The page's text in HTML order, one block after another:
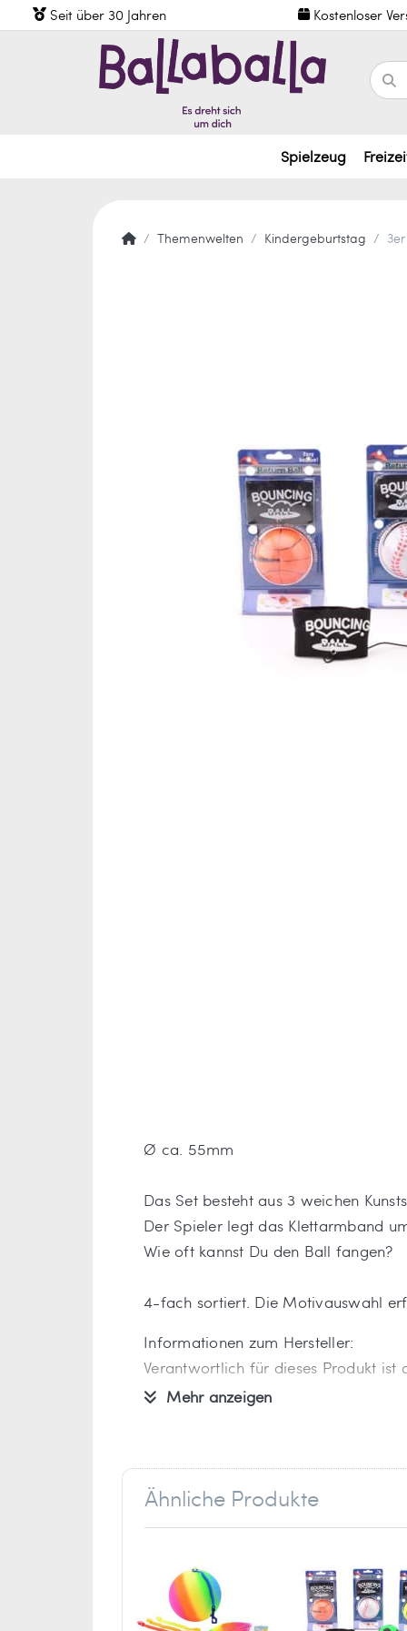
Seit über 30 Jahren Kostenloser
Spielzeug
Themenwelten Kindergeburtstag
Ø ca. 55mm
Das Set besteht aus 3 weichen
Der Spieler legt das Klettarmband
Wie oft kannst Du den Ball fangen?
4-fach sortiert. Die Motivauswahl
Informationen zum Hersteller:
Verantwortlich für dieses Produkt ist
Postbus 451
2740 AL Waddinxveen
info[at]johntoy.nl
Mehr anzeigen
Ähnliche Produkte